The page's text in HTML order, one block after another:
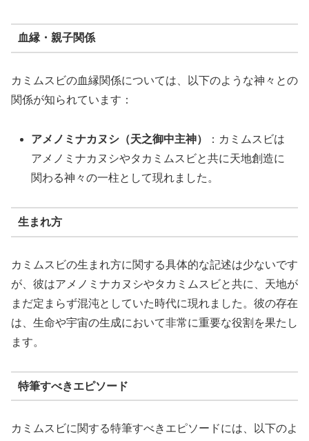
血縁・親子関係
カミムスビの血縁関係については、以下のような神々との
関係が知られています：
アメノミナカヌシ（天之御中主神）
：カミムスビは
アメノミナカヌシやタカミムスビと共に天地創造に
関わる神々の一柱として現れました。
生まれ方
カミムスビの生まれ方に関する具体的な記述は少ないです
が、彼はアメノミナカヌシやタカミムスビと共に、天地が
まだ定まらず混沌としていた時代に現れました。彼の存在
は、生命や宇宙の生成において非常に重要な役割を果たし
ます。
特筆すべきエピソード
カミムスビに関する特筆すべきエピソードには、以下のよ